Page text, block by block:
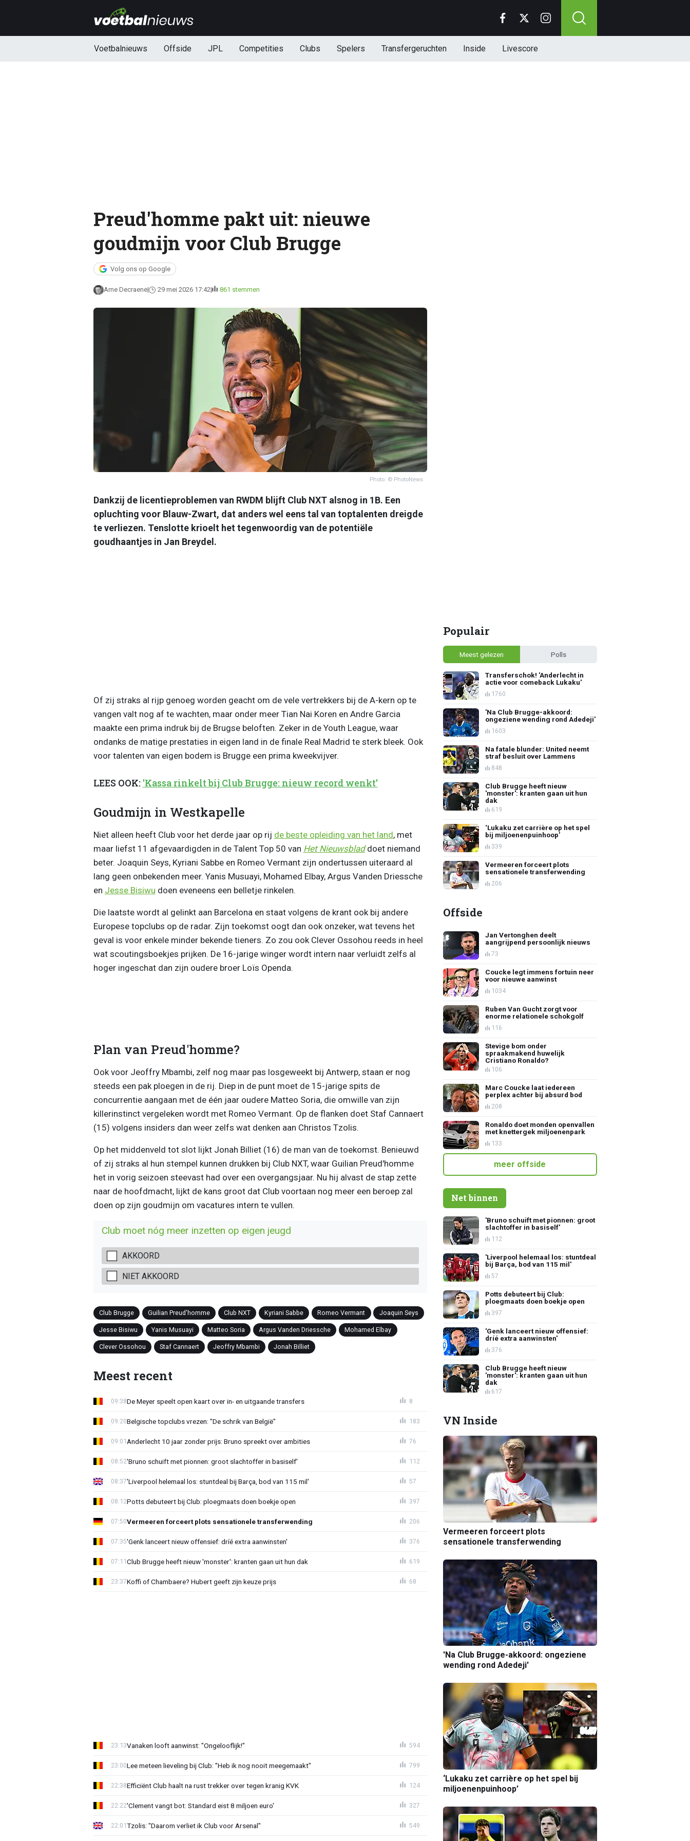
Voetbalnieuws Offside JPL Competities Clubs Spelers Transfergeruchten Inside Livescore
Preud'homme pakt uit: nieuwe
goudmijn voor Club Brugge
Volg ons op Google
Arne Decraene 29 mei 2026 17:42 861 stemmen
Photo: © PhotoNews
Dankzij de licentieproblemen van RWDM blijft Club NXT alsnog in 1B. Een
opluchting voor Blauw-Zwart, dat anders wel eens tal van toptalenten dreigde
te verliezen. Tenslotte krioelt het tegenwoordig van de potentiële
goudhaantjes in Jan Breydel.
Of zij straks al rijp genoeg worden geacht om de vele vertrekkers bij de A-kern op te
vangen valt nog af te wachten, maar onder meer Tian Nai Koren en Andre Garcia
maakte een prima indruk bij de Brugse beloften. Zeker in de Youth League, waar
ondanks de matige prestaties in eigen land in de finale Real Madrid te sterk bleek. Ook
voor talenten van eigen bodem is Brugge een prima kweekvijver.
LEES OOK: 'Kassa rinkelt bij Club Brugge: nieuw record wenkt'
Goudmijn in Westkapelle
Niet alleen heeft Club voor het derde jaar op rij de beste opleiding van het land, met
maar liefst 11 afgevaardigden in de Talent Top 50 van Het Nieuwsblad doet niemand
beter. Joaquin Seys, Kyriani Sabbe en Romeo Vermant zijn ondertussen uiteraard al
lang geen onbekenden meer. Yanis Musuayi, Mohamed Elbay, Argus Vanden Driessche
en Jesse Bisiwu doen eveneens een belletje rinkelen.
Die laatste wordt al gelinkt aan Barcelona en staat volgens de krant ook bij andere
Europese topclubs op de radar. Zijn toekomst oogt dan ook onzeker, wat tevens het
geval is voor enkele minder bekende tieners. Zo zou ook Clever Ossohou reeds in heel
wat scoutingsboekjes prijken. De 16-jarige winger wordt intern naar verluidt zelfs al
hoger ingeschat dan zijn oudere broer Loïs Openda.
Plan van Preud'homme?
Ook voor Jeoffry Mbambi, zelf nog maar pas losgeweekt bij Antwerp, staan er nog
steeds een pak ploegen in de rij. Diep in de punt moet de 15-jarige spits de
concurrentie aangaan met de één jaar oudere Matteo Soria, die omwille van zijn
killerinstinct vergeleken wordt met Romeo Vermant. Op de flanken doet Staf Cannaert
(15) volgens insiders dan weer zelfs wat denken aan Christos Tzolis.
Op het middenveld tot slot lijkt Jonah Billiet (16) de man van de toekomst. Benieuwd
of zij straks al hun stempel kunnen drukken bij Club NXT, waar Guilian Preud'homme
het in vorig seizoen steevast had over een overgangsjaar. Nu hij alvast de stap zette
naar de hoofdmacht, lijkt de kans groot dat Club voortaan nog meer een beroep zal
doen op zijn goudmijn om vacatures intern te vullen.
Club moet nóg meer inzetten op eigen jeugd
AKKOORD
NIET AKKOORD
Club Brugge Guilian Preud'homme Club NXT Kyriani Sabbe Romeo Vermant Joaquin Seys
Jesse Bisiwu Yanis Musuayi Matteo Soria Argus Vanden Driessche Mohamed Elbay
Clever Ossohou Staf Cannaert Jeoffry Mbambi Jonah Billiet
Meest recent
De Meyer speelt open kaart over in- en uitgaande transfers
09:38 8
Belgische topclubs vrezen: "De schrik van België"
09:20 183
Anderlecht 10 jaar zonder prijs: Bruno spreekt over ambities
09:01 76
'Bruno schuift met pionnen: groot slachtoffer in basiself'
08:52 112
'Liverpool helemaal los: stuntdeal bij Barça, bod van 115 mil'
08:37 57
Potts debuteert bij Club: ploegmaats doen boekje open
08:12 397
Vermeeren forceert plots sensationele transferwending
07:50 206
'Genk lanceert nieuw offensief: dríé extra aanwinsten'
07:35 376
Club Brugge heeft nieuw 'monster': kranten gaan uit hun dak
07:11 619
Koffi of Chambaere? Hubert geeft zijn keuze prijs
23:37 68
Vanaken looft aanwinst: "Ongelooflijk!"
23:13 594
Lee meteen lieveling bij Club: "Heb ik nog nooit meegemaakt"
23:00 799
Efficiënt Club haalt na rust trekker over tegen kranig KVK
22:38 124
'Clement vangt bot: Standard eist 8 miljoen euro'
22:22 327
Tzolis: "Daarom verliet ik Club voor Arsenal"
22:01 549
Populair
Meest gelezen Polls
Transferschok! 'Anderlecht in
actie voor comeback Lukaku'
1760
'Na Club Brugge-akkoord:
ongeziene wending rond Adedeji'
1603
Na fatale blunder: United neemt
straf besluit over Lammens
848
Club Brugge heeft nieuw
'monster': kranten gaan uit hun
dak
619
‘Lukaku zet carrière op het spel
bij miljoenenpuinhoop’
339
Vermeeren forceert plots
sensationele transferwending
206
Offside
Jan Vertonghen deelt
aangrijpend persoonlijk nieuws
73
Coucke legt immens fortuin neer
voor nieuwe aanwinst
1034
Ruben Van Gucht zorgt voor
enorme relationele schokgolf
116
Stevige bom onder
spraakmakend huwelijk
Cristiano Ronaldo?
106
Marc Coucke laat iedereen
perplex achter bij absurd bod
208
Ronaldo doet monden openvallen
met knettergek miljoenenpark
133
meer offside
Net binnen
'Bruno schuift met pionnen: groot
slachtoffer in basiself'
112
'Liverpool helemaal los: stuntdeal
bij Barça, bod van 115 mil'
57
Potts debuteert bij Club:
ploegmaats doen boekje open
397
'Genk lanceert nieuw offensief:
dríé extra aanwinsten'
376
Club Brugge heeft nieuw
'monster': kranten gaan uit hun
dak
617
VN Inside
Vermeeren forceert plots
sensationele transferwending
'Na Club Brugge-akkoord: ongeziene
wending rond Adedeji'
‘Lukaku zet carrière op het spel bij
miljoenenpuinhoop’